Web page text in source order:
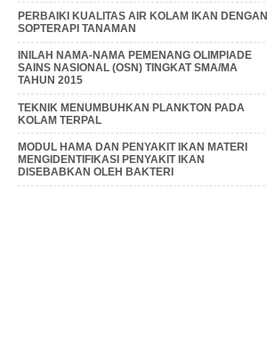
PERBAIKI KUALITAS AIR KOLAM IKAN DENGAN
SOPTERAPI TANAMAN
INILAH NAMA-NAMA PEMENANG OLIMPIADE
SAINS NASIONAL (OSN) TINGKAT SMA/MA
TAHUN 2015
TEKNIK MENUMBUHKAN PLANKTON PADA
KOLAM TERPAL
MODUL HAMA DAN PENYAKIT IKAN MATERI
MENGIDENTIFIKASI PENYAKIT IKAN
DISEBABKAN OLEH BAKTERI